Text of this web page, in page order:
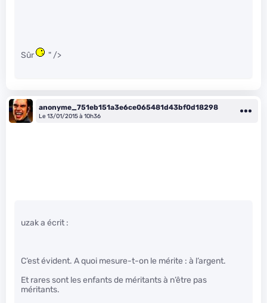
Sûr " />
anonyme_751eb151a3e6ce065481d43bf0d18298
Le 13/01/2015 à 10h36
uzak a écrit :
C’est évident. A quoi mesure-t-on le mérite : à l’argent.
Et rares sont les enfants de méritants à n’être pas
méritants.